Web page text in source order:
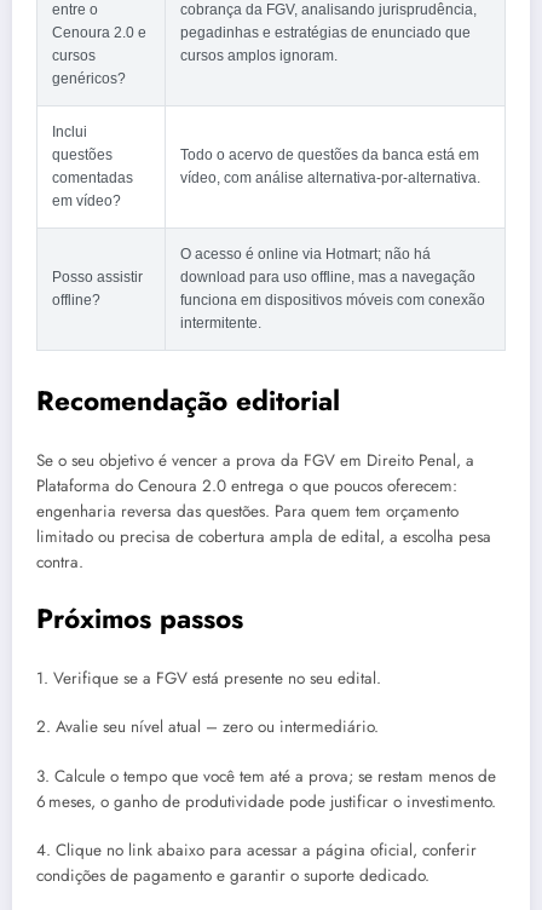
entre o
Cenoura 2.0 e
cursos
genéricos?
cobrança da FGV, analisando jurisprudência,
pegadinhas e estratégias de enunciado que
cursos amplos ignoram.
Inclui
questões
comentadas
em vídeo?
Todo o acervo de questões da banca está em
vídeo, com análise alternativa‑por‑alternativa.
Posso assistir
offline?
O acesso é online via Hotmart; não há
download para uso offline, mas a navegação
funciona em dispositivos móveis com conexão
intermitente.
Recomendação editorial
Se o seu objetivo é vencer a prova da FGV em Direito Penal, a
Plataforma do Cenoura 2.0 entrega o que poucos oferecem:
engenharia reversa das questões. Para quem tem orçamento
limitado ou precisa de cobertura ampla de edital, a escolha pesa
contra.
Próximos passos
1. Verifique se a FGV está presente no seu edital.
2. Avalie seu nível atual – zero ou intermediário.
3. Calcule o tempo que você tem até a prova; se restam menos de
6 meses, o ganho de produtividade pode justificar o investimento.
4. Clique no link abaixo para acessar a página oficial, conferir
condições de pagamento e garantir o suporte dedicado.